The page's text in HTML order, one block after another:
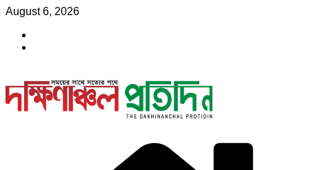
Skip
content
August 6, 2026